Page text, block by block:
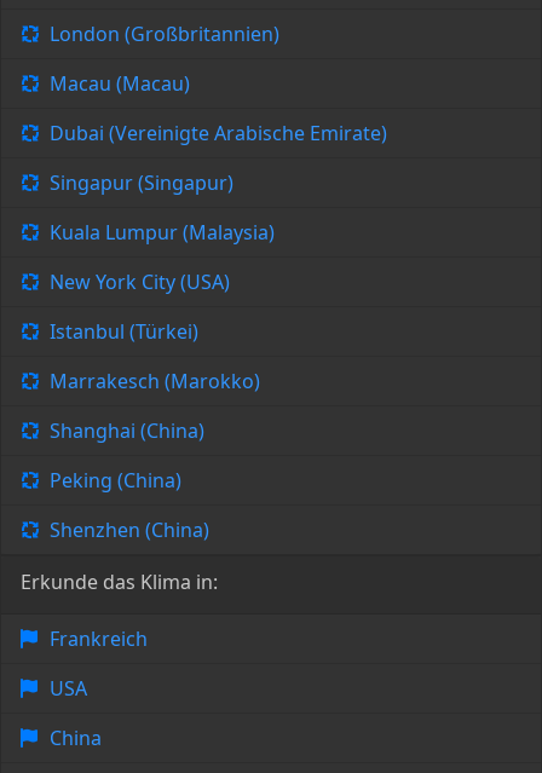
London (Großbritannien)
Macau (Macau)
Dubai (Vereinigte Arabische Emirate)
Singapur (Singapur)
Kuala Lumpur (Malaysia)
New York City (USA)
Istanbul (Türkei)
Marrakesch (Marokko)
Shanghai (China)
Peking (China)
Shenzhen (China)
Erkunde das Klima in:
Frankreich
USA
China